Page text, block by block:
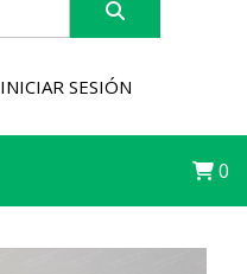
INICIAR SESIÓN
0